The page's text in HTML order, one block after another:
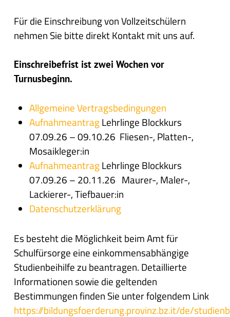
Für die Einschreibung von Vollzeitschülern
nehmen Sie bitte direkt Kontakt mit uns auf.
Einschreibefrist ist zwei Wochen vor
Turnusbeginn.
Allgemeine Vertragsbedingungen
AufnahmeantragLehrlinge Blockkurs
07.09.26 – 09.10.26 Fliesen-, Platten-,
Mosaikleger:in
AufnahmeantragLehrlinge Blockkurs
07.09.26 – 20.11.26 Maurer-, Maler-,
Lackierer-, Tiefbauer:in
Datenschutzerklärung
Es besteht die Möglichkeit beim Amt für
Schulfürsorge eine einkommensabhängige
Studienbeihilfe zu beantragen. Detaillierte
Informationen sowie die geltenden
Bestimmungen finden Sie unter folgendem Link
https://bildungsfoerderung.provinz.bz.it/de/